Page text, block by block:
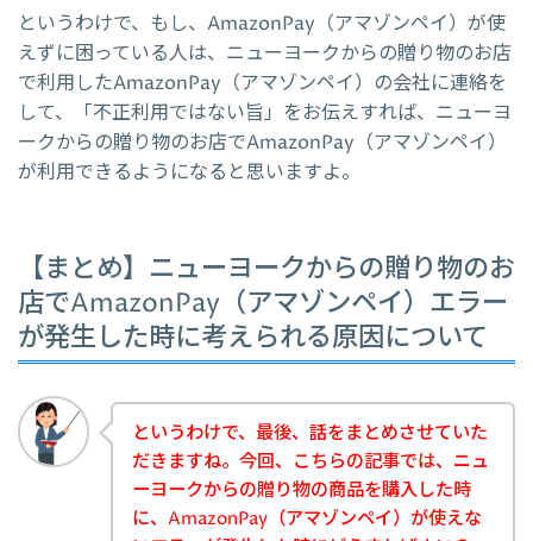
というわけで、もし、AmazonPay（アマゾンペイ）が使
えずに困っている人は、ニューヨークからの贈り物のお店
で利用したAmazonPay（アマゾンペイ）の会社に連絡を
して、「不正利用ではない旨」をお伝えすれば、ニューヨ
ークからの贈り物のお店でAmazonPay（アマゾンペイ）
が利用できるようになると思いますよ。
【まとめ】ニューヨークからの贈り物のお
店でAmazonPay（アマゾンペイ）エラー
が発生した時に考えられる原因について
というわけで、最後、話をまとめさせていた
だきますね。今回、こちらの記事では、ニュ
ーヨークからの贈り物の商品を購入した時
に、AmazonPay（アマゾンペイ）が使えな